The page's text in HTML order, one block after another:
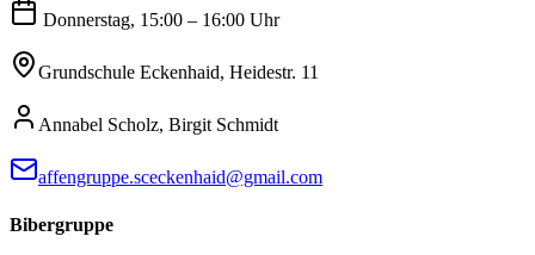
Donnerstag, 15:00 – 16:00 Uhr
Grundschule Eckenhaid, Heidestr. 11
Annabel Scholz, Birgit Schmidt
affengruppe.sceckenhaid@gmail.com
Bibergruppe